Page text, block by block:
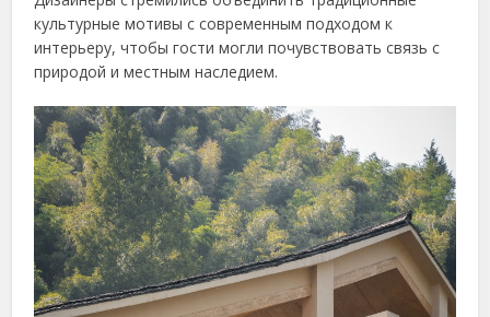
культурные мотивы с современным подходом к
интерьеру, чтобы гости могли почувствовать связь с
природой и местным наследием.